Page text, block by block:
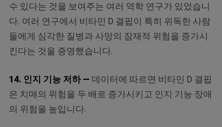
수 있다는 것을 보여주는 여러 역학 연구가 있었습니
다. 여러 연구에서 비타민 D 결핍이 특히 위독한 사람
들에게 심각한 질병과 사망의 잠재적 위험을 증가시
킨다는 것을 증명했습니다.
14. 인지 기능 저하 — 데이터에 따르면 비타민 D 결핍
은 치매의 위험을 두 배로 증가시키고 인지 기능 장애
의 위험을 높입니다.